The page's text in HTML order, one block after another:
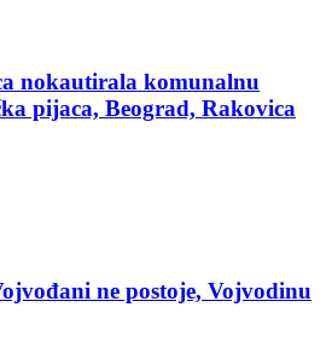
nokautirala komunalnu
pijaca, Beograd, Rakovica
ne postoje, Vojvodinu